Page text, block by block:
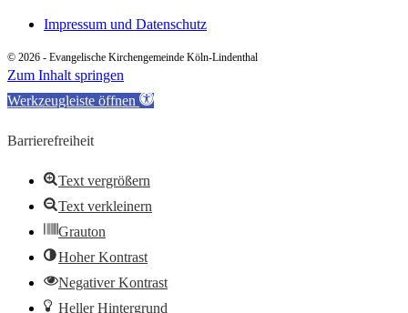
Impressum und Datenschutz
© 2026 - Evangelische Kirchengemeinde Köln-Lindenthal
Zum Inhalt springen
Werkzeugleiste öffnen
Barrierefreiheit
Text vergrößern
Text verkleinern
Grauton
Hoher Kontrast
Negativer Kontrast
Heller Hintergrund